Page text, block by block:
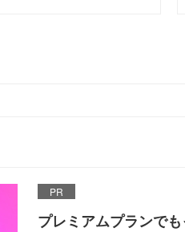
PR
プレミアムプランで